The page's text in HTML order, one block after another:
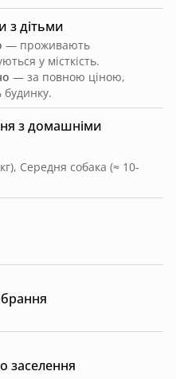
з домашніми
Середня собака (≈ 10-
з дітьми
— проживають
у місткість.
— за повною ціною,
будинку.
заселення